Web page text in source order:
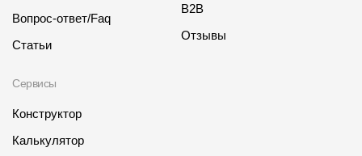
Вопрос-ответ/Faq
Статьи
Сервисы
Конструктор
Калькулятор
B2B
Отзывы